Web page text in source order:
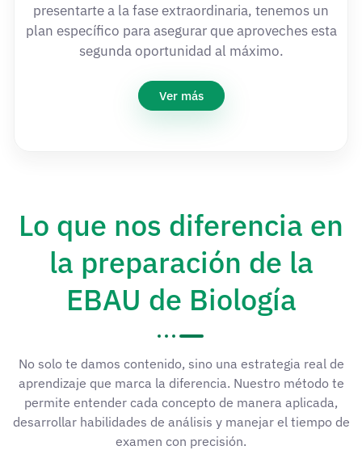
presentarte a la fase extraordinaria, tenemos un
plan específico para asegurar que aproveches esta
segunda oportunidad al máximo.
Ver más
Lo que nos diferencia en
la preparación de la
EBAU de Biología
No solo te damos contenido, sino una estrategia real de
aprendizaje que marca la diferencia. Nuestro método te
permite entender cada concepto de manera aplicada,
desarrollar habilidades de análisis y manejar el tiempo de
examen con precisión.